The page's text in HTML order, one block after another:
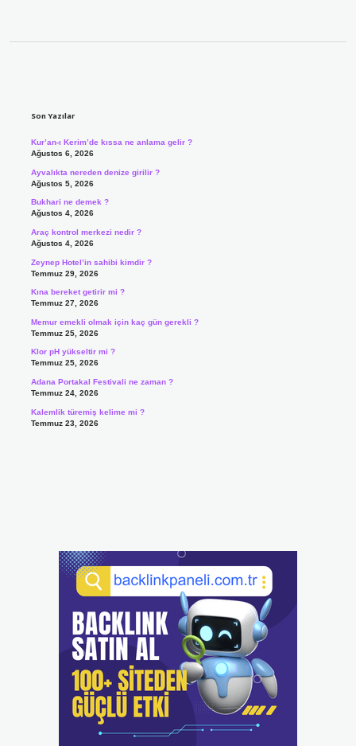
Son Yazılar
Kur’an-ı Kerim’de kıssa ne anlama gelir ?
Ağustos 6, 2026
Ayvalıkta nereden denize girilir ?
Ağustos 5, 2026
Bukhari ne demek ?
Ağustos 4, 2026
Araç kontrol merkezi nedir ?
Ağustos 4, 2026
Zeynep Hotel’in sahibi kimdir ?
Temmuz 29, 2026
Kına bereket getirir mi ?
Temmuz 27, 2026
Memur emekli olmak için kaç gün gerekli ?
Temmuz 25, 2026
Klor pH yükseltir mi ?
Temmuz 25, 2026
Adana Portakal Festivali ne zaman ?
Temmuz 24, 2026
Kalemlik türemiş kelime mi ?
Temmuz 23, 2026